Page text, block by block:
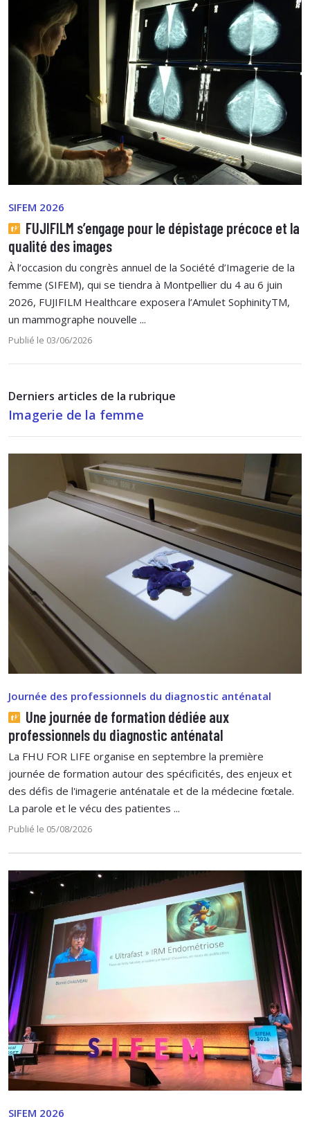
SIFEM 2026
FUJIFILM s’engage pour le dépistage précoce et la
qualité des images
À l’occasion du congrès annuel de la Société d’Imagerie de la
femme (SIFEM), qui se tiendra à Montpellier du 4 au 6 juin
2026, FUJIFILM Healthcare exposera l’Amulet SophinityTM,
un mammographe nouvelle ...
Publié le 03/06/2026
Derniers articles de la rubrique
Imagerie de la femme
Journée des professionnels du diagnostic anténatal
Une journée de formation dédiée aux
professionnels du diagnostic anténatal
La FHU FOR LIFE organise en septembre la première
journée de formation autour des spécificités, des enjeux et
des défis de l'imagerie anténatale et de la médecine fœtale.
La parole et le vécu des patientes ...
Publié le 05/08/2026
SIFEM 2026